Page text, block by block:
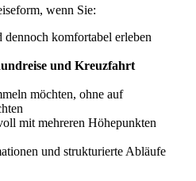
wenn Sie:
dennoch komfortabel erleben
und Kreuzfahrt
möchten, ohne auf
mit mehreren Höhepunkten
und strukturierte Abläufe